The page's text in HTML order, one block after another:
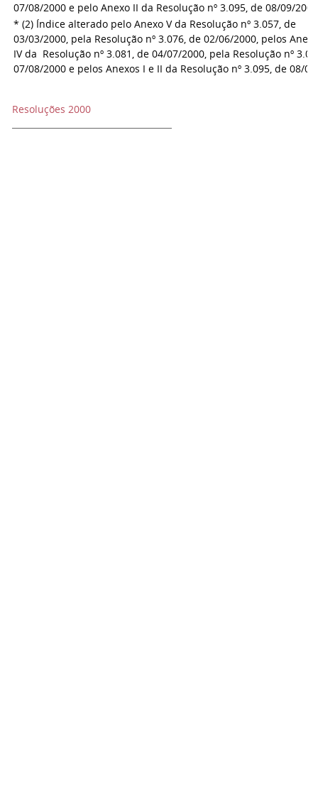
07/08/2000 e pelo Anexo II da Resolução nº 3.095, de 08/09/
* (2) Índice alterado pelo Anexo V da Resolução nº 3.057, de
03/03/2000, pela Resolução nº 3.076, de 02/06/2000, pelos
IV da Resolução nº 3.081, de 04/07/2000, pela Resolução nº
07/08/2000 e pelos Anexos I e II da Resolução nº 3.095, de 08/
Resoluções 2000